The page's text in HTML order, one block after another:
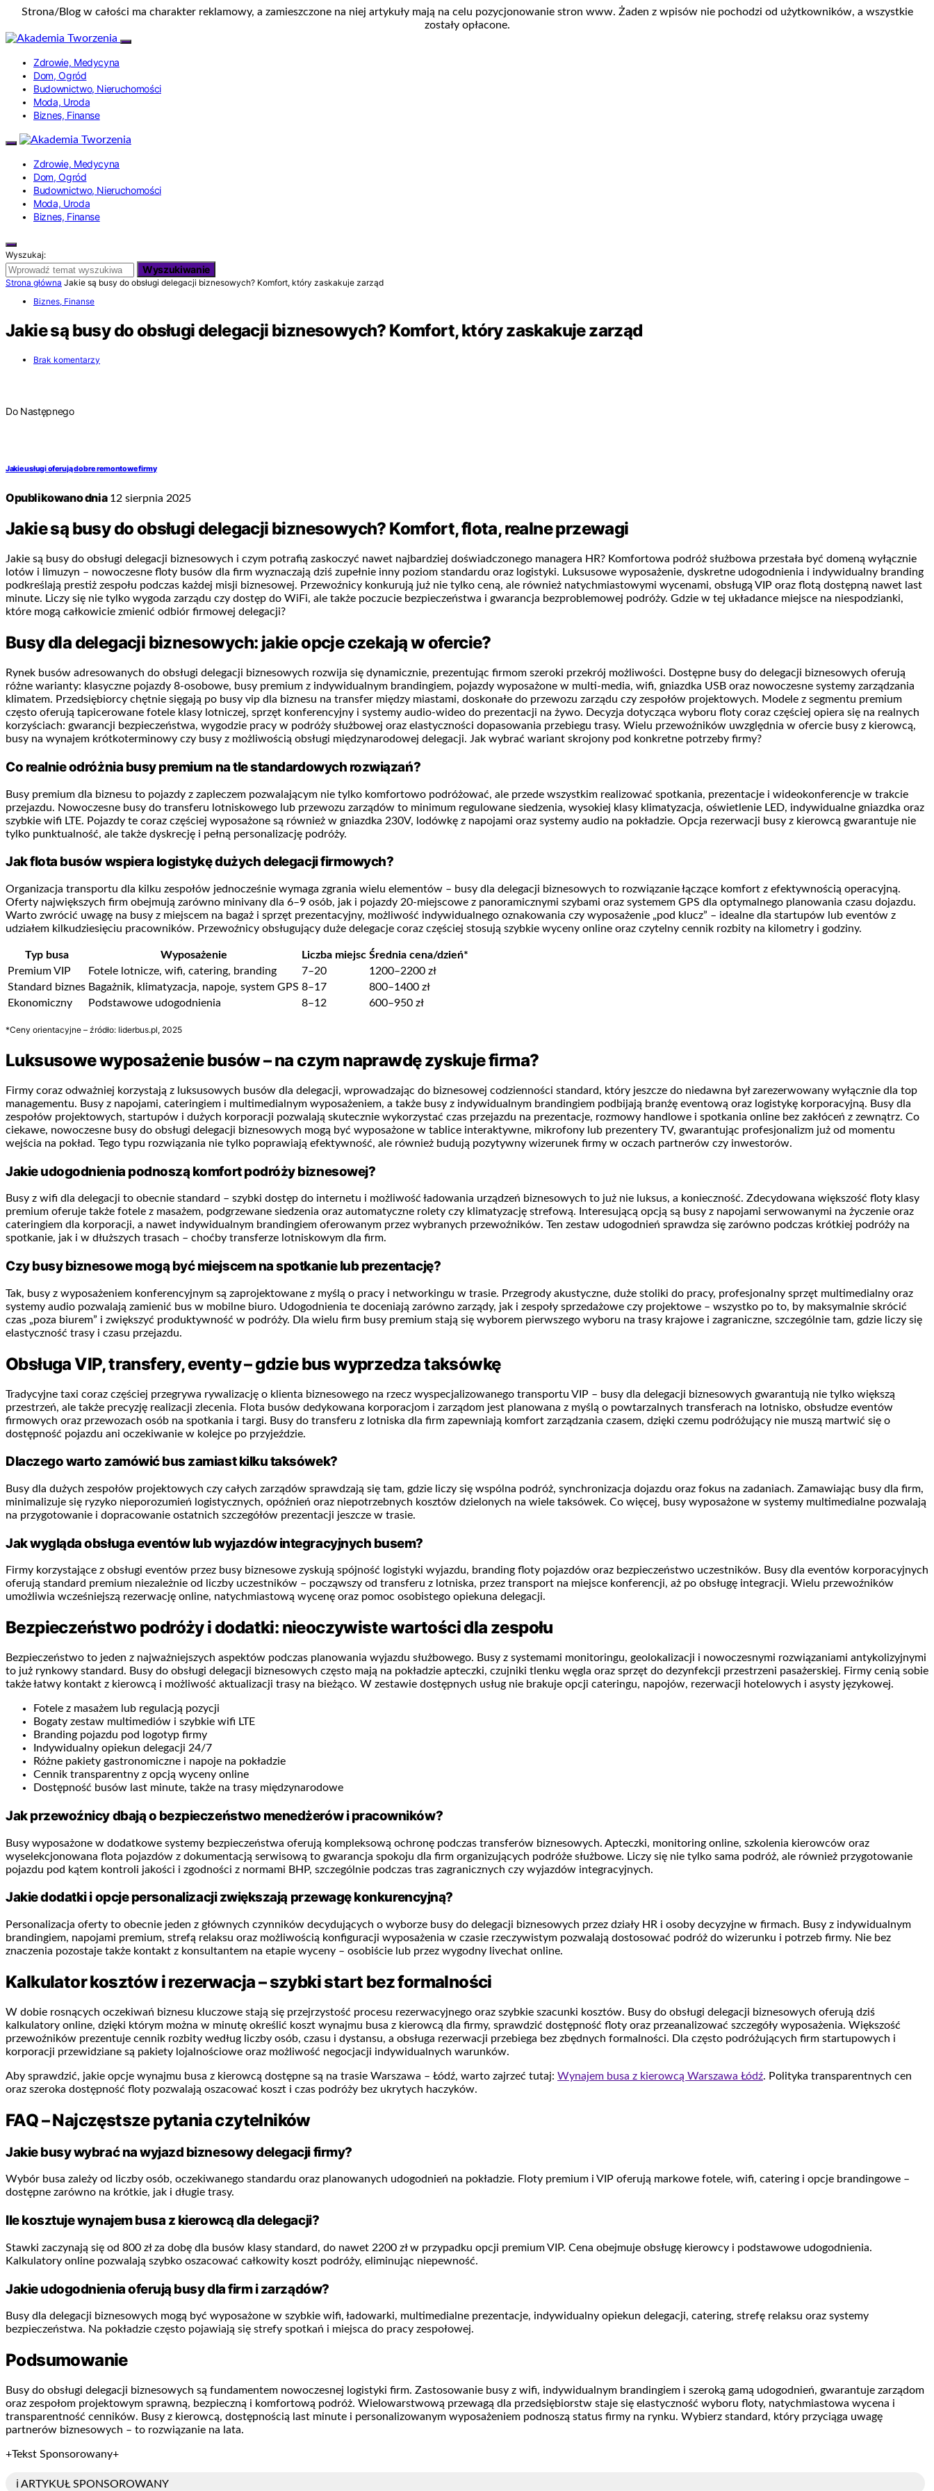
Strona/Blog w całości ma charakter reklamowy, a zamieszczone na niej artykuły mają na celu pozycjonowanie stron www. Żaden z wpisów nie pochodzi od użytkowników, a wszystkie
zostały opłacone.
Zdrowie, Medycyna
Dom, Ogród
Budownictwo, Nieruchomości
Moda, Uroda
Biznes, Finanse
Zdrowie, Medycyna
Dom, Ogród
Budownictwo, Nieruchomości
Moda, Uroda
Biznes, Finanse
Wyszukaj:
Wyszukiwanie
Strona główna Jakie są busy do obsługi delegacji biznesowych? Komfort, który zaskakuje zarząd
Biznes, Finanse
Jakie są busy do obsługi delegacji biznesowych? Komfort, który zaskakuje zarząd
Brak komentarzy
Do Następnego
Jakie usługi oferują dobre remontowe firmy
Opublikowano dnia12 sierpnia 2025
Jakie są busy do obsługi delegacji biznesowych? Komfort, flota, realne przewagi
Jakie są busy do obsługi delegacji biznesowych i czym potrafią zaskoczyć nawet najbardziej doświadczonego managera HR? Komfortowa podróż służbowa przestała być domeną wyłącznie
lotów i limuzyn – nowoczesne floty busów dla firm wyznaczają dziś zupełnie inny poziom standardu oraz logistyki. Luksusowe wyposażenie, dyskretne udogodnienia i indywidualny branding
podkreślają prestiż zespołu podczas każdej misji biznesowej. Przewoźnicy konkurują już nie tylko ceną, ale również natychmiastowymi wycenami, obsługą VIP oraz flotą dostępną nawet last
minute. Liczy się nie tylko wygoda zarządu czy dostęp do WiFi, ale także poczucie bezpieczeństwa i gwarancja bezproblemowej podróży. Gdzie w tej układance miejsce na niespodzianki,
które mogą całkowicie zmienić odbiór firmowej delegacji?
Busy dla delegacji biznesowych: jakie opcje czekają w ofercie?
Rynek busów adresowanych do obsługi delegacji biznesowych rozwija się dynamicznie, prezentując firmom szeroki przekrój możliwości. Dostępne busy do delegacji biznesowych oferują
różne warianty: klasyczne pojazdy 8-osobowe, busy premium z indywidualnym brandingiem, pojazdy wyposażone w multi-media, wifi, gniazdka USB oraz nowoczesne systemy zarządzania
klimatem. Przedsiębiorcy chętnie sięgają po busy vip dla biznesu na transfer między miastami, doskonałe do przewozu zarządu czy zespołów projektowych. Modele z segmentu premium
często oferują tapicerowane fotele klasy lotniczej, sprzęt konferencyjny i systemy audio-wideo do prezentacji na żywo. Decyzja dotycząca wyboru floty coraz częściej opiera się na realnych
korzyściach: gwarancji bezpieczeństwa, wygodzie pracy w podróży służbowej oraz elastyczności dopasowania przebiegu trasy. Wielu przewoźników uwzględnia w ofercie busy z kierowcą,
busy na wynajem krótkoterminowy czy busy z możliwością obsługi międzynarodowej delegacji. Jak wybrać wariant skrojony pod konkretne potrzeby firmy?
Co realnie odróżnia busy premium na tle standardowych rozwiązań?
Busy premium dla biznesu to pojazdy z zapleczem pozwalającym nie tylko komfortowo podróżować, ale przede wszystkim realizować spotkania, prezentacje i wideokonferencje w trakcie
przejazdu. Nowoczesne busy do transferu lotniskowego lub przewozu zarządów to minimum regulowane siedzenia, wysokiej klasy klimatyzacja, oświetlenie LED, indywidualne gniazdka oraz
szybkie wifi LTE. Pojazdy te coraz częściej wyposażone są również w gniazdka 230V, lodówkę z napojami oraz systemy audio na pokładzie. Opcja rezerwacji busy z kierowcą gwarantuje nie
tylko punktualność, ale także dyskrecję i pełną personalizację podróży.
Jak flota busów wspiera logistykę dużych delegacji firmowych?
Organizacja transportu dla kilku zespołów jednocześnie wymaga zgrania wielu elementów – busy dla delegacji biznesowych to rozwiązanie łączące komfort z efektywnością operacyjną.
Oferty największych firm obejmują zarówno minivany dla 6–9 osób, jak i pojazdy 20-miejscowe z panoramicznymi szybami oraz systemem GPS dla optymalnego planowania czasu dojazdu.
Warto zwrócić uwagę na busy z miejscem na bagaż i sprzęt prezentacyjny, możliwość indywidualnego oznakowania czy wyposażenie „pod klucz” – idealne dla startupów lub eventów z
udziałem kilkudziesięciu pracowników. Przewoźnicy obsługujący duże delegacje coraz częściej stosują szybkie wyceny online oraz czytelny cennik rozbity na kilometry i godziny.
Typ busa Wyposażenie Liczba miejsc Średnia cena/dzień*
Premium VIP
Fotele lotnicze, wifi, catering, branding 7–20
1200–2200 zł
Standard biznes Bagażnik, klimatyzacja, napoje, system GPS 8–17
800–1400 zł
Ekonomiczny
Podstawowe udogodnienia 8–12 600–950 zł
*Ceny orientacyjne – źródło: liderbus.pl, 2025
Luksusowe wyposażenie busów – na czym naprawdę zyskuje firma?
Firmy coraz odważniej korzystają z luksusowych busów dla delegacji, wprowadzając do biznesowej codzienności standard, który jeszcze do niedawna był zarezerwowany wyłącznie dla top
managementu. Busy z napojami, cateringiem i multimedialnym wyposażeniem, a także busy z indywidualnym brandingiem podbijają branżę eventową oraz logistykę korporacyjną. Busy dla
zespołów projektowych, startupów i dużych korporacji pozwalają skutecznie wykorzystać czas przejazdu na prezentacje, rozmowy handlowe i spotkania online bez zakłóceń z zewnątrz. Co
ciekawe, nowoczesne busy do obsługi delegacji biznesowych mogą być wyposażone w tablice interaktywne, mikrofony lub prezentery TV, gwarantując profesjonalizm już od momentu
wejścia na pokład. Tego typu rozwiązania nie tylko poprawiają efektywność, ale również budują pozytywny wizerunek firmy w oczach partnerów czy inwestorów.
Jakie udogodnienia podnoszą komfort podróży biznesowej?
Busy z wifi dla delegacji to obecnie standard – szybki dostęp do internetu i możliwość ładowania urządzeń biznesowych to już nie luksus, a konieczność. Zdecydowana większość floty klasy
premium oferuje także fotele z masażem, podgrzewane siedzenia oraz automatyczne rolety czy klimatyzację strefową. Interesującą opcją są busy z napojami serwowanymi na życzenie oraz
cateringiem dla korporacji, a nawet indywidualnym brandingiem oferowanym przez wybranych przewoźników. Ten zestaw udogodnień sprawdza się zarówno podczas krótkiej podróży na
spotkanie, jak i w dłuższych trasach – choćby transferze lotniskowym dla firm.
Czy busy biznesowe mogą być miejscem na spotkanie lub prezentację?
Tak, busy z wyposażeniem konferencyjnym są zaprojektowane z myślą o pracy i networkingu w trasie. Przegrody akustyczne, duże stoliki do pracy, profesjonalny sprzęt multimedialny oraz
systemy audio pozwalają zamienić bus w mobilne biuro. Udogodnienia te doceniają zarówno zarządy, jak i zespoły sprzedażowe czy projektowe – wszystko po to, by maksymalnie skrócić
czas „poza biurem” i zwiększyć produktywność w podróży. Dla wielu firm busy premium stają się wyborem pierwszego wyboru na trasy krajowe i zagraniczne, szczególnie tam, gdzie liczy się
elastyczność trasy i czasu przejazdu.
Obsługa VIP, transfery, eventy – gdzie bus wyprzedza taksówkę
Tradycyjne taxi coraz częściej przegrywa rywalizację o klienta biznesowego na rzecz wyspecjalizowanego transportu VIP – busy dla delegacji biznesowych gwarantują nie tylko większą
przestrzeń, ale także precyzję realizacji zlecenia. Flota busów dedykowana korporacjom i zarządom jest planowana z myślą o powtarzalnych transferach na lotnisko, obsłudze eventów
firmowych oraz przewozach osób na spotkania i targi. Busy do transferu z lotniska dla firm zapewniają komfort zarządzania czasem, dzięki czemu podróżujący nie muszą martwić się o
dostępność pojazdu ani oczekiwanie w kolejce po przyjeździe.
Dlaczego warto zamówić bus zamiast kilku taksówek?
Busy dla dużych zespołów projektowych czy całych zarządów sprawdzają się tam, gdzie liczy się wspólna podróż, synchronizacja dojazdu oraz fokus na zadaniach. Zamawiając busy dla firm,
minimalizuje się ryzyko nieporozumień logistycznych, opóźnień oraz niepotrzebnych kosztów dzielonych na wiele taksówek. Co więcej, busy wyposażone w systemy multimedialne pozwalają
na przygotowanie i dopracowanie ostatnich szczegółów prezentacji jeszcze w trasie.
Jak wygląda obsługa eventów lub wyjazdów integracyjnych busem?
Firmy korzystające z obsługi eventów przez busy biznesowe zyskują spójność logistyki wyjazdu, branding floty pojazdów oraz bezpieczeństwo uczestników. Busy dla eventów korporacyjnych
oferują standard premium niezależnie od liczby uczestników – począwszy od transferu z lotniska, przez transport na miejsce konferencji, aż po obsługę integracji. Wielu przewoźników
umożliwia wcześniejszą rezerwację online, natychmiastową wycenę oraz pomoc osobistego opiekuna delegacji.
Bezpieczeństwo podróży i dodatki: nieoczywiste wartości dla zespołu
Bezpieczeństwo to jeden z najważniejszych aspektów podczas planowania wyjazdu służbowego. Busy z systemami monitoringu, geolokalizacji i nowoczesnymi rozwiązaniami antykolizyjnymi
to już rynkowy standard. Busy do obsługi delegacji biznesowych często mają na pokładzie apteczki, czujniki tlenku węgla oraz sprzęt do dezynfekcji przestrzeni pasażerskiej. Firmy cenią sobie
także łatwy kontakt z kierowcą i możliwość aktualizacji trasy na bieżąco. W zestawie dostępnych usług nie brakuje opcji cateringu, napojów, rezerwacji hotelowych i asysty językowej.
Fotele z masażem lub regulacją pozycji
Bogaty zestaw multimediów i szybkie wifi LTE
Branding pojazdu pod logotyp firmy
Indywidualny opiekun delegacji 24/7
Różne pakiety gastronomiczne i napoje na pokładzie
Cennik transparentny z opcją wyceny online
Dostępność busów last minute, także na trasy międzynarodowe
Jak przewoźnicy dbają o bezpieczeństwo menedżerów i pracowników?
Busy wyposażone w dodatkowe systemy bezpieczeństwa oferują kompleksową ochronę podczas transferów biznesowych. Apteczki, monitoring online, szkolenia kierowców oraz
wyselekcjonowana flota pojazdów z dokumentacją serwisową to gwarancja spokoju dla firm organizujących podróże służbowe. Liczy się nie tylko sama podróż, ale również przygotowanie
pojazdu pod kątem kontroli jakości i zgodności z normami BHP, szczególnie podczas tras zagranicznych czy wyjazdów integracyjnych.
Jakie dodatki i opcje personalizacji zwiększają przewagę konkurencyjną?
Personalizacja oferty to obecnie jeden z głównych czynników decydujących o wyborze busy do delegacji biznesowych przez działy HR i osoby decyzyjne w firmach. Busy z indywidualnym
brandingiem, napojami premium, strefą relaksu oraz możliwością konfiguracji wyposażenia w czasie rzeczywistym pozwalają dostosować podróż do wizerunku i potrzeb firmy. Nie bez
znaczenia pozostaje także kontakt z konsultantem na etapie wyceny – osobiście lub przez wygodny livechat online.
Kalkulator kosztów i rezerwacja – szybki start bez formalności
W dobie rosnących oczekiwań biznesu kluczowe stają się przejrzystość procesu rezerwacyjnego oraz szybkie szacunki kosztów. Busy do obsługi delegacji biznesowych oferują dziś
kalkulatory online, dzięki którym można w minutę określić koszt wynajmu busa z kierowcą dla firmy, sprawdzić dostępność floty oraz przeanalizować szczegóły wyposażenia. Większość
przewoźników prezentuje cennik rozbity według liczby osób, czasu i dystansu, a obsługa rezerwacji przebiega bez zbędnych formalności. Dla często podróżujących firm startupowych i
korporacji przewidziane są pakiety lojalnościowe oraz możliwość negocjacji indywidualnych warunków.
Aby sprawdzić, jakie opcje wynajmu busa z kierowcą dostępne są na trasie Warszawa – Łódź, warto zajrzeć tutaj: Wynajem busa z kierowcą Warszawa Łódź. Polityka transparentnych cen
oraz szeroka dostępność floty pozwalają oszacować koszt i czas podróży bez ukrytych haczyków.
FAQ – Najczęstsze pytania czytelników
Jakie busy wybrać na wyjazd biznesowy delegacji firmy?
Wybór busa zależy od liczby osób, oczekiwanego standardu oraz planowanych udogodnień na pokładzie. Floty premium i VIP oferują markowe fotele, wifi, catering i opcje brandingowe –
dostępne zarówno na krótkie, jak i długie trasy.
Ile kosztuje wynajem busa z kierowcą dla delegacji?
Stawki zaczynają się od 800 zł za dobę dla busów klasy standard, do nawet 2200 zł w przypadku opcji premium VIP. Cena obejmuje obsługę kierowcy i podstawowe udogodnienia.
Kalkulatory online pozwalają szybko oszacować całkowity koszt podróży, eliminując niepewność.
Jakie udogodnienia oferują busy dla firm i zarządów?
Busy dla delegacji biznesowych mogą być wyposażone w szybkie wifi, ładowarki, multimedialne prezentacje, indywidualny opiekun delegacji, catering, strefę relaksu oraz systemy
bezpieczeństwa. Na pokładzie często pojawiają się strefy spotkań i miejsca do pracy zespołowej.
Podsumowanie
Busy do obsługi delegacji biznesowych są fundamentem nowoczesnej logistyki firm. Zastosowanie busy z wifi, indywidualnym brandingiem i szeroką gamą udogodnień, gwarantuje zarządom
oraz zespołom projektowym sprawną, bezpieczną i komfortową podróż. Wielowarstwową przewagą dla przedsiębiorstw staje się elastyczność wyboru floty, natychmiastowa wycena i
transparentność cenników. Busy z kierowcą, dostępnością last minute i personalizowanym wyposażeniem podnoszą status firmy na rynku. Wybierz standard, który przyciąga uwagę
partnerów biznesowych – to rozwiązanie na lata.
+Tekst Sponsorowany+
ℹ️ ARTYKUŁ SPONSOROWANY